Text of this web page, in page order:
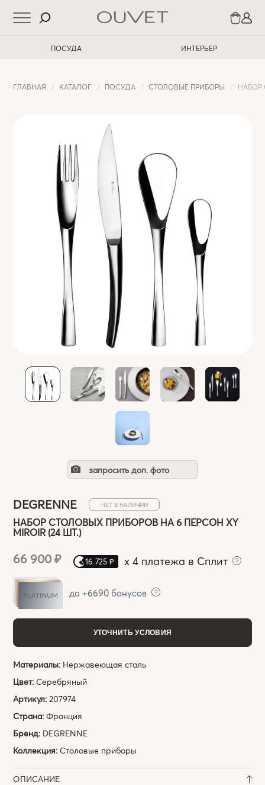
ПОСУДА ИНТЕРЬЕР
ГЛАВНАЯ КАТАЛОГ ПОСУДА СТОЛОВЫЕ ПРИБОРЫ НАБОР
запросить доп. фото
DEGRENNE НЕТ В НАЛИЧИИ
НАБОР СТОЛОВЫХ ПРИБОРОВ НА 6 ПЕРСОН XY
MIROIR (24 ШТ.)
66 900 ₽ 16 725 ₽ x 4 платежа в Сплит
до +6690 бонусов
УТОЧНИТЬ УСЛОВИЯ
Материалы: Нержавеющая сталь
Цвет:Серебряный
Артикул:207974
Страна:Франция
Бренд: DEGRENNE
Коллекция:Столовые приборы
ОПИСАНИЕ